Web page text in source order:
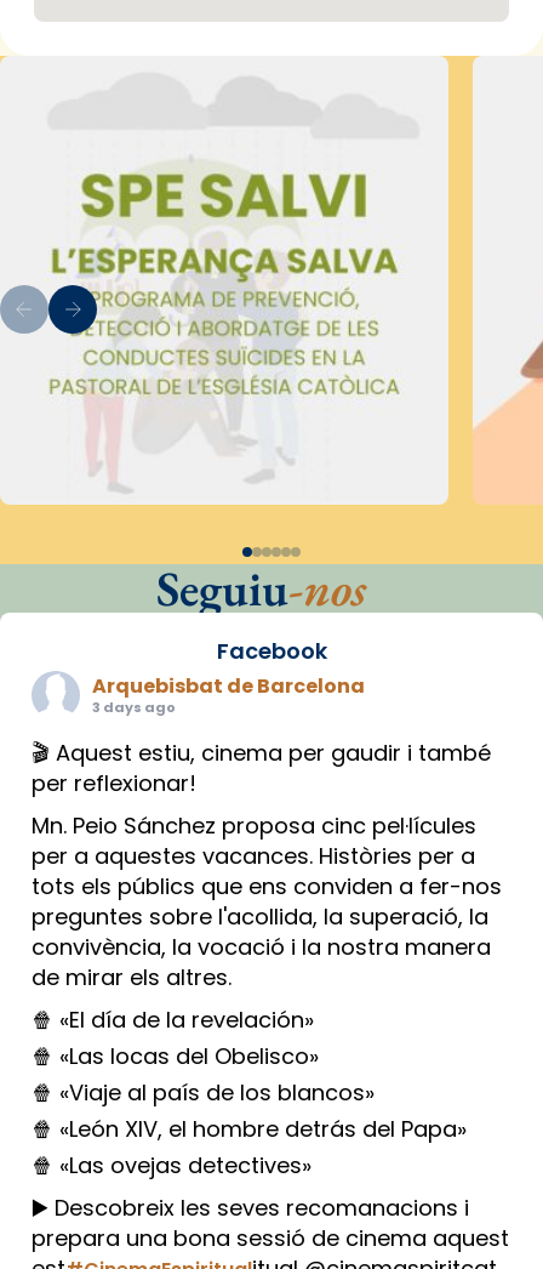
Seguiu-nos
Facebook
Arquebisbat de Barcelona
3 days ago
🎬 Aquest estiu, cinema per gaudir i també
per reflexionar!
Mn. Peio Sánchez proposa cinc pel·lícules
per a aquestes vacances. Històries per a
tots els públics que ens conviden a fer-nos
preguntes sobre l'acollida, la superació, la
convivència, la vocació i la nostra manera
de mirar els altres.
🍿 «El día de la revelación»
🍿 «Las locas del Obelisco»
🍿 «Viaje al país de los blancos»
🍿 «León XIV, el hombre detrás del Papa»
🍿 «Las ovejas detectives»
▶️ Descobreix les seves recomanacions i
prepara una bona sessió de cinema aquest